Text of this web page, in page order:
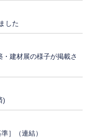
した
建材展の様子が掲載さ
)
］（連結）